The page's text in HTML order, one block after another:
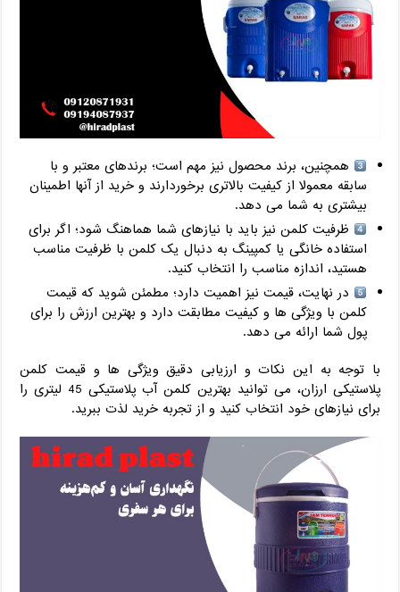
همچنین، برند محصول نیز مهم است؛ برندهای معتبر و با
سابقه معمولا از کیفیت بالاتری برخوردارند و خرید از آنها اطمینان
بیشتری به شما می‌ دهد.
ظرفیت کلمن نیز باید با نیازهای شما هماهنگ شود؛ اگر برای
استفاده خانگی یا کمپینگ به دنبال یک کلمن با ظرفیت مناسب
هستید، اندازه‌ مناسب را انتخاب کنید.
در نهایت، قیمت نیز اهمیت دارد؛ مطمئن شوید که قیمت
کلمن با ویژگی‌ ها و کیفیت مطابقت دارد و بهترین ارزش را برای
پول شما ارائه می‌ دهد.
با توجه به این نکات و ارزیابی دقیق ویژگی‌ ها و قیمت کلمن
پلاستیکی ارزان، می‌ توانید بهترین کلمن آب پلاستیکی 45 لیتری را
برای نیازهای خود انتخاب کنید و از تجربه خرید لذت ببرید.